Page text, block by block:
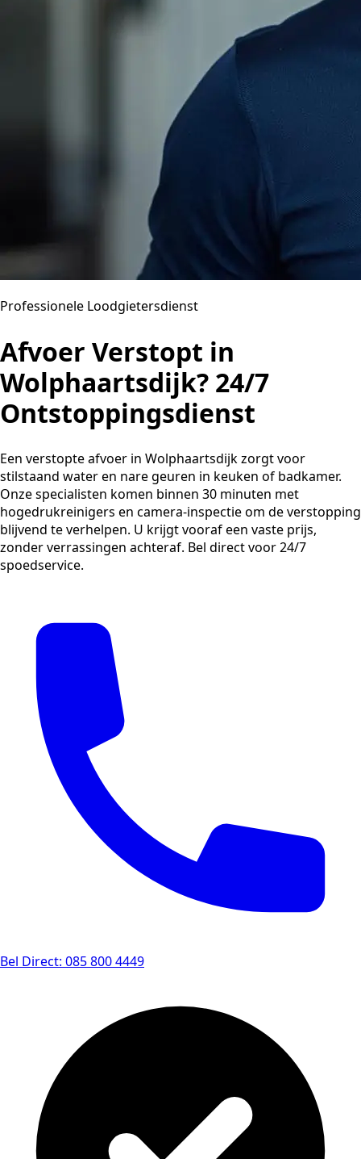
Professionele Loodgietersdienst
Afvoer Verstopt in
Wolphaartsdijk? 24/7
Ontstoppingsdienst
Een verstopte afvoer in Wolphaartsdijk zorgt voor
stilstaand water en nare geuren in keuken of badkamer.
Onze specialisten komen binnen 30 minuten met
hogedrukreinigers en camera-inspectie om de verstopping
blijvend te verhelpen. U krijgt vooraf een vaste prijs,
zonder verrassingen achteraf. Bel direct voor 24/7
spoedservice.
Bel Direct: 085 800 4449